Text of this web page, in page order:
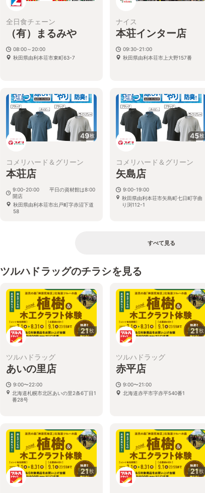
全日食チェーン
（有）まるみや
08:00～20:00
秋田県由利本荘市東町63-7
ナイス
本荘インター店
09:30-21:00
秋田県由利本荘市上大野157番
49枚
コメリハード＆グリーン
本荘店
9:00-20:00 平日の資材館は8:00
開店
秋田県由利本荘市出戸町字赤沼下道
58
45枚
コメリハード＆グリーン
矢島店
9:00-19:00
秋田県由利本荘市矢島町七日町字曲
り渕112-1
すべて見る
ツルハドラッグのチラシを見る
21枚
ツルハドラッグ
あいの里店
9:00〜22:00
北海道札幌市北区あいの里2条6丁目1
番28号
21枚
ツルハドラッグ
赤平店
9:00〜21:00
北海道赤平市字赤平540番1
21枚 21枚